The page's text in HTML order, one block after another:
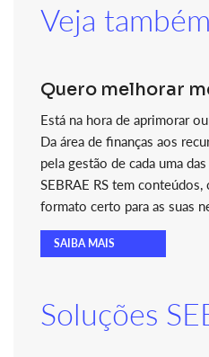
Veja também
Quero melhorar
Está na hora de aprimorar
Da área de finanças aos
pela gestão de cada uma
SEBRAE RS tem
formato certo para as suas
SAIBA MAIS
Soluções